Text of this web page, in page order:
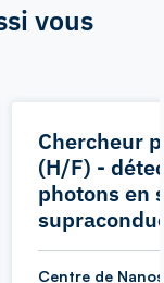
vous
Chercheur
(H/F) -
photons en
Centre de